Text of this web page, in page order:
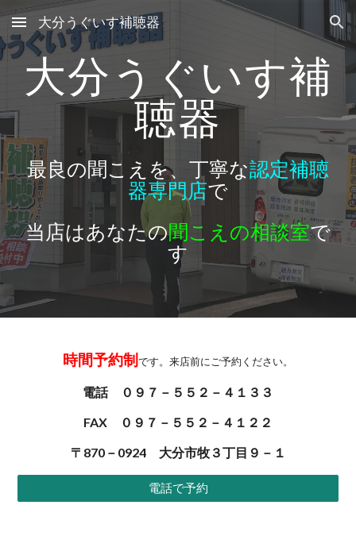
Skip to main content Skip to navigation
大分うぐいす補聴器
大分うぐいす補
聴器
最良の聞こえを、丁寧な認定補聴
器専門店で
当店はあなたの聞こえの相談室で
す
時間予約制 です。来店前にご予約ください。
電話 ０９７－５５２－４１３３
FAX ０９７－５５２－４１２２
〒870－0924 大分市牧３丁目９－１
電話で予約